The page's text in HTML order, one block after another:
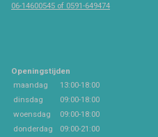
06-14600545 of 0591-649474
Openingstijden
maandag
13:00-18:00
dinsdag
09:00-18:00
woensdag
09:00-18:00
donderdag
09:00-21:00